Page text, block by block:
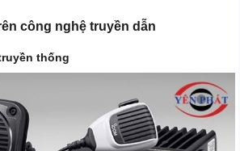
công nghệ truyền dẫn
thống